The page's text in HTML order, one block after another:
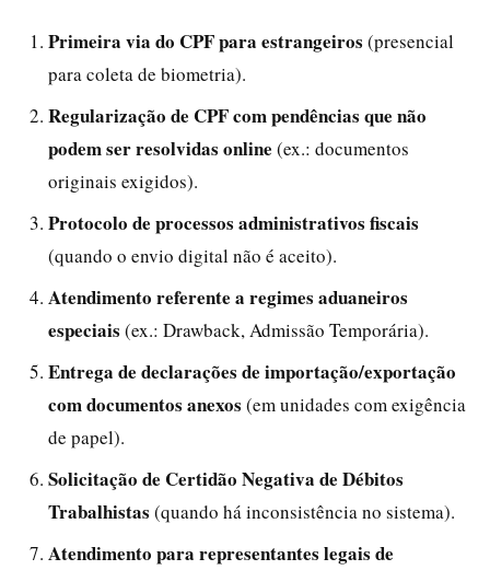
Primeira via do CPF para estrangeiros (presencial
para coleta de biometria).
Regularização de CPF com pendências que não
podem ser resolvidas online (ex.: documentos
originais exigidos).
Protocolo de processos administrativos fiscais
(quando o envio digital não é aceito).
Atendimento referente a regimes aduaneiros
especiais (ex.: Drawback, Admissão Temporária).
Entrega de declarações de importação/exportação
com documentos anexos (em unidades com exigência
de papel).
Solicitação de Certidão Negativa de Débitos
Trabalhistas (quando há inconsistência no sistema).
Atendimento para representantes legais de